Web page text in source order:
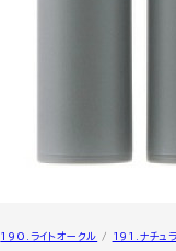
190.ライトオークル / 191.ナチュ